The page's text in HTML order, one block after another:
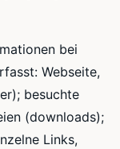
bei
Webseite,
besuchte
(downloads);
Links,